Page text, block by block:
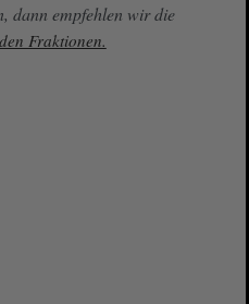
dann empfehlen wir die
Fraktionen.